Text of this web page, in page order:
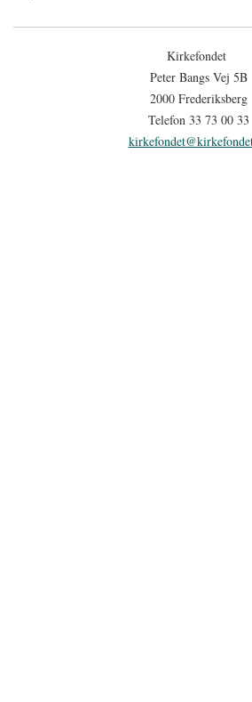
Kirkefondet
Peter Bangs Vej 5B
2000 Frederiksberg
Telefon 33 73 00 33